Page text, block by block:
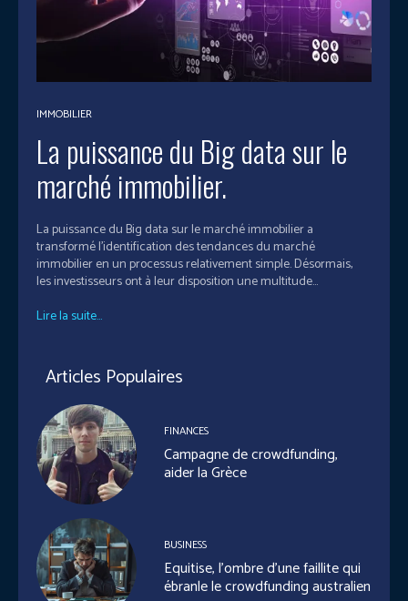
IMMOBILIER
La puissance du Big data sur le
marché immobilier.
La puissance du Big data sur le marché immobilier a
transformé l'identification des tendances du marché
immobilier en un processus relativement simple. Désormais,
les investisseurs ont à leur disposition une multitude...
Lire la suite...
Articles Populaires
FINANCES
Campagne de crowdfunding,
aider la Grèce
BUSINESS
Equitise, l’ombre d’une faillite qui
ébranle le crowdfunding australien